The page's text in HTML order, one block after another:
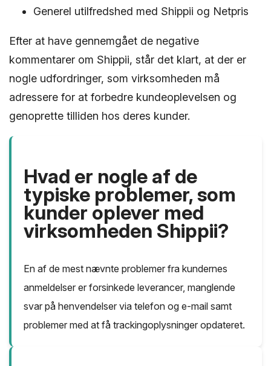
Generel utilfredshed med Shippii og Netpris
Efter at have gennemgået de negative
kommentarer om Shippii, står det klart, at der er
nogle udfordringer, som virksomheden må
adressere for at forbedre kundeoplevelsen og
genoprette tilliden hos deres kunder.
Hvad er nogle af de
typiske problemer, som
kunder oplever med
virksomheden Shippii?
En af de mest nævnte problemer fra kundernes
anmeldelser er forsinkede leverancer, manglende
svar på henvendelser via telefon og e-mail samt
problemer med at få trackingoplysninger opdateret.